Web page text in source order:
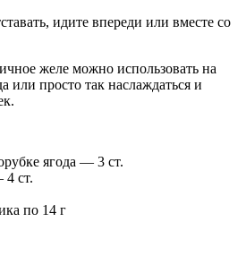
идите впереди или вместе со
желе можно использовать на
или просто так наслаждаться и
ягода — 3 ст.
ст.
по 14 г